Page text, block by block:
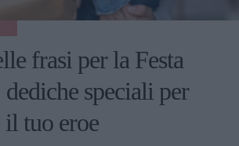
frasi per la Festa
dediche speciali per
il tuo eroe